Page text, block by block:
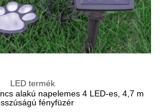
LED termék
alakú napelemes 4 LED-es, 4,7 m
fényfüzér